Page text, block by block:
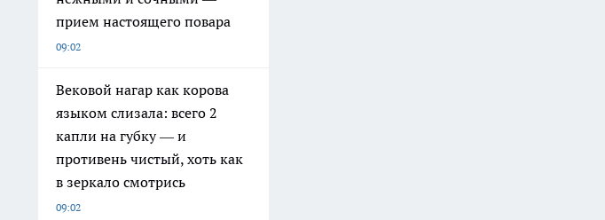
прием настоящего повара
09:02
Вековой нагар как корова
языком слизала: всего 2
капли на губку — и
противень чистый, хоть как
в зеркало смотрись
09:02